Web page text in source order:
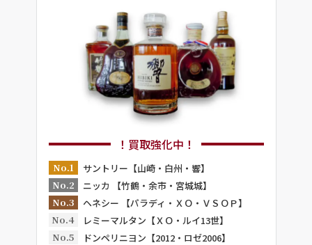
！買取強化中！
No.1
サントリー【山崎・白州・響】
No.2
ニッカ 【竹鶴・余市・宮城城】
No.3
ヘネシー 【パラディ・ＸＯ・ＶＳＯＰ】
No.4
レミーマルタン【ＸＯ・ルイ13世】
No.5
ドンペリニヨン【2012・ロゼ2006】